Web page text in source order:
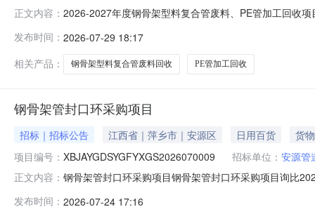
正文内容： 2026-2027年度钢骨架型料复合管废料、PE管加工回收
西省南昌市青山湖区丹霞路333号1栋201室）举行，截
发布时间： 2026-07-29 18:17
相关产品：
钢骨架型料复合管废料回收 PE管加工回收
钢骨架管封口环采购项目
招标｜招标公告 江西省｜萍乡市｜安源区 日用百货
货物
项目编号： XBJAYGDSYGFYXGS2026070009 招标单位： 安源管
正文内容： 钢骨架管封口环采购项目钢骨架管封口环采购项目询比
报价报价币种：人民币品目信息序号品目名称采购量/计
发布时间： 2026-07-24 17:16